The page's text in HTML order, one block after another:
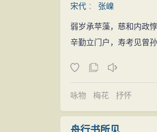
宋代 ： 张嵲
弱岁承苹藻，慈和内政惇
辛勤立门户，寿考见曾孙
咏物 梅花 抒怀